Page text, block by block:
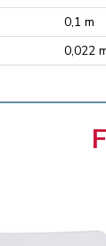
0,1 m
0,022